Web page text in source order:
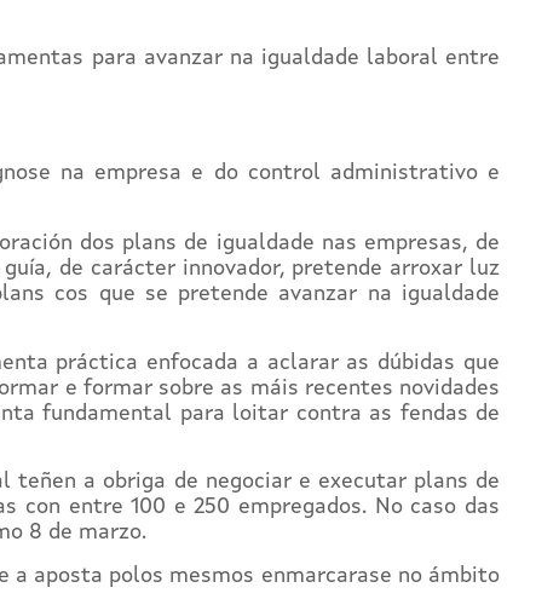
para avanzar na igualdade laboral entre
na empresa e do control administrativo e
dos plans de igualdade nas empresas, de
de carácter innovador, pretende arroxar luz
cos que se pretende avanzar na igualdade
práctica enfocada a aclarar as dúbidas que
e formar sobre as máis recentes novidades
fundamental para loitar contra as fendas de
teñen a obriga de negociar e executar plans de
entre 100 e 250 empregados. No caso das
8 de marzo.
a aposta polos mesmos enmarcarase no ámbito